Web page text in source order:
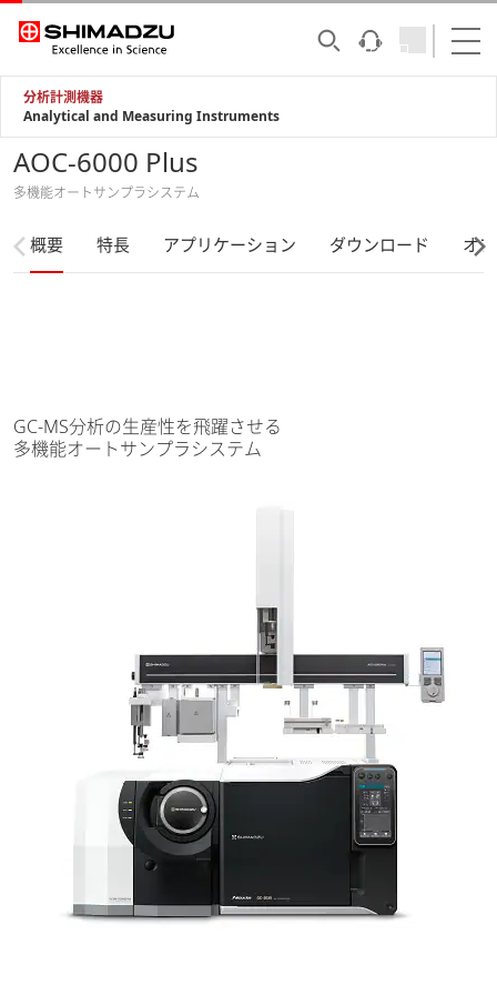
分析計測機器
Analytical and Measuring Instruments
AOC-6000 Plus
多機能オートサンプラシステム
概要 特長 アプリケーション ダウンロード オ
GC-MS分析の生産性を飛躍させる
多機能オートサンプラシステム